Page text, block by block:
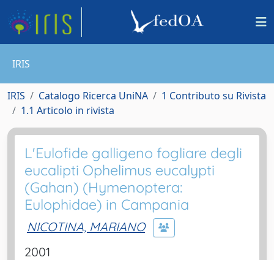
IRIS
IRIS Catalogo Ricerca UniNA
1 Contributo su Rivista
1.1 Articolo in rivista
L'Eulofide galligeno fogliare degli
eucalipti Ophelimus eucalypti
(Gahan) (Hymenoptera:
Eulophidae) in Campania
NICOTINA, MARIANO
2001